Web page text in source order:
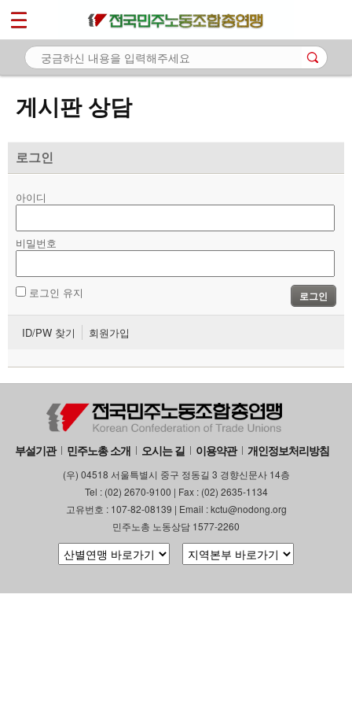
게시판 상담
로그인
아이디
비밀번호
로그인 유지 로그인
ID/PW 찾기 회원가입
부설기관 민주노총 소개 오시는 길 이용약관 개인정보처리방침
(우) 04518 서울특별시 중구 정동길 3 경향신문사 14층
Tel : (02) 2670-9100 | Fax : (02) 2635-1134
고유번호 : 107-82-08139 | Email : kctu@nodong.org
민주노총 노동상담 1577-2260
마이페이지
소개
노동상담
- 게시판 상담
- 바로보기
- 찾아보기
- 전국 노동상담소 안내
자료
부설기관